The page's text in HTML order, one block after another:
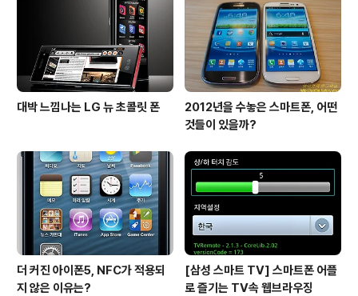
1시에 서비스를 시작했는데 역시 처음에는 베타버전으로
서비스를 시작하고 있습니다. 미국시간으로 6월 18일 오
전에 서비스 오픈 예정이라고 ..
대박 느낌나는 LG 뉴 초콜릿 폰
2012년을 수놓은 스마트폰, 어떤
것들이 있을까?
더 커진 아이폰5, NFC가 적용되
지 않은 이유는?
[삼성 스마트 TV] 스마트폰 어플
로 즐기는 TV속 웹브라우징